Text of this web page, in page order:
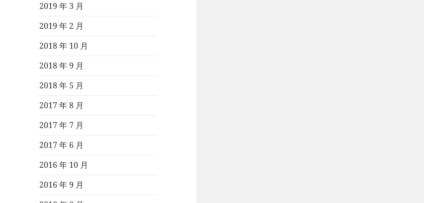
2019 年 3 月
2019 年 2 月
2018 年 10 月
2018 年 9 月
2018 年 5 月
2017 年 8 月
2017 年 7 月
2017 年 6 月
2016 年 10 月
2016 年 9 月